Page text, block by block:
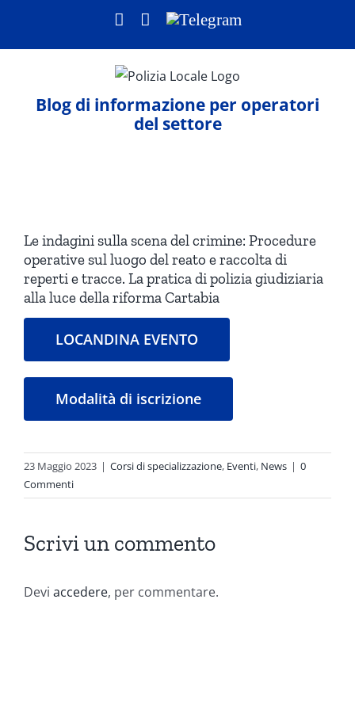
contenuto
Facebook
LinkedIn
Telegram
Blog di informazione per operatori
del settore
immagine
Le indagini sulla scena del crimine: Procedure
operative sul luogo del reato e raccolta di
reperti e tracce. La pratica di polizia giudiziaria
alla luce della riforma Cartabia
LOCANDINA EVENTO
Modalità di iscrizione
23 Maggio 2023 | Corsi di specializzazione, Eventi, News | 0
Commenti
Scrivi un commento
Devi accedere, per commentare.